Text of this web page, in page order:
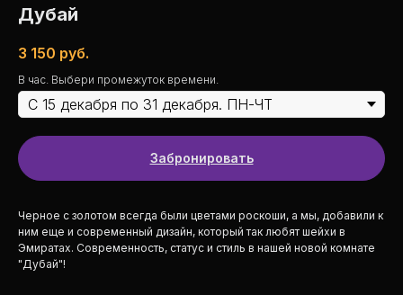
Дубай
3 150 руб.
В час. Выбери промежуток времени.
Забронировать
Черное с золотом всегда были цветами роскоши, а мы, добавили к
ним еще и современный дизайн, который так любят шейхи в
Эмиратах. Современность, статус и стиль в нашей новой комнате
"Дубай"!